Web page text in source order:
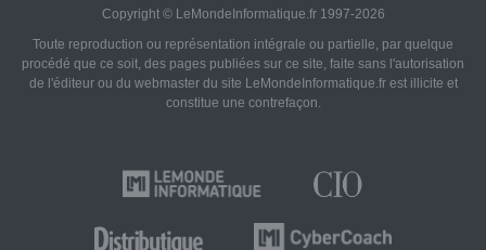
Copyright © LeMondeInformatique.fr 1997-2026
Toute reproduction ou représentation intégrale ou partielle, par quelque
procédé que ce soit, des pages publiées sur ce site, faite sans l'autorisation
de l'éditeur ou du webmaster du site LeMondeInformatique.fr est illicite et
constitue une contrefaçon.